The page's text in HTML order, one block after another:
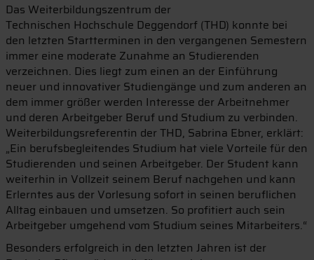
Das Weiterbildungszentrum der
Technischen Hochschule Deggendorf (THD) konnte bei
den letzten Startterminen in den vergangenen Semestern
immer eine moderate Zunahme an Studierenden
verzeichnen. Dies liegt zum einen an der Einführung
neuer und innovativer Studiengänge und zum anderen an
dem immer größer werden Interesse der Arbeitnehmer
und deren Arbeitgeber Beruf und Studium zu verbinden.
Weiterbildungsreferentin der THD, Sabrina Ebner, erklärt:
„Ein berufsbegleitendes Studium hat viele Vorteile für den
Studierenden und seinen Arbeitgeber. Der Student kann
weiterhin in Vollzeit seinem Beruf nachgehen und kann
Erlerntes aus der Vorlesung sofort in seinen beruflichen
Alltag einbauen und umsetzen. So profitiert auch sein
Arbeitgeber umgehend vom Studium seines Mitarbeiters.“
Besonders erfolgreich in den letzten Jahren ist der